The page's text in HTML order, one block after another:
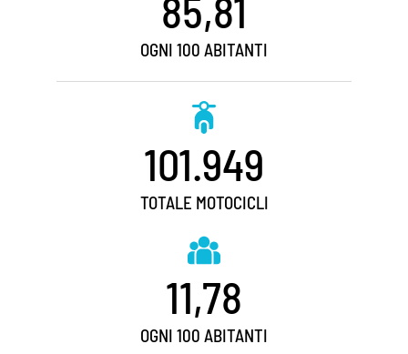
85,81
OGNI 100 ABITANTI
101.949
TOTALE MOTOCICLI
11,78
OGNI 100 ABITANTI